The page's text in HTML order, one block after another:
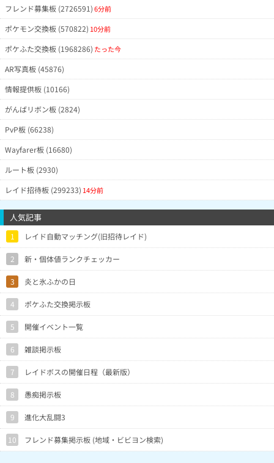
フレンド募集板 (2726591)6分前
ポケモン交換板 (570822) 10分前
ポケふた交換板 (1968286) たった今
AR写真板 (45876)
情報提供板 (10166)
がんばリボン板 (2824)
PvP板 (66238)
Wayfarer板 (16680)
ルート板 (2930)
レイド招待板 (299233) 14分前
人気記事
1 レイド自動マッチング(旧招待レイド)
2 新・個体値ランクチェッカー
3 炎と氷ふかの日
4 ポケふた交換掲示板
5 開催イベント一覧
6 雑談掲示板
7 レイドボスの開催日程（最新版）
8 愚痴掲示板
9 進化大乱闘3
10 フレンド募集掲示板 (地域・ビビヨン検索)